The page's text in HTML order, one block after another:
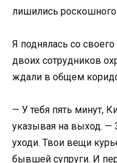
лишились
Я поднялась со
двоих сотрудников
ждали в общем
— У тебя пять минут,
указывая на выход. —
уходи. Твои вещи
бывшей супруги. И